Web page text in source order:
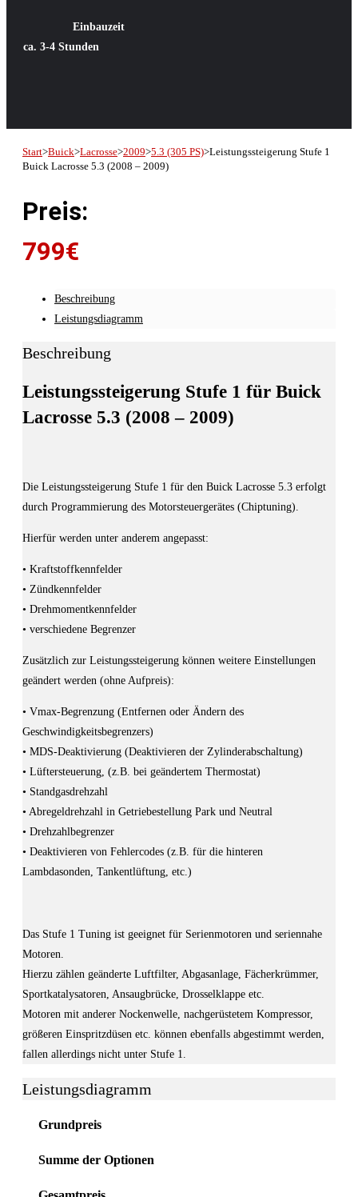
Einbauzeit
ca. 3-4 Stunden
Start>Buick>Lacrosse>2009>5.3 (305 PS)>Leistungssteigerung Stufe 1
Buick Lacrosse 5.3 (2008 – 2009)
Preis:
799€
Beschreibung
Leistungsdiagramm
Beschreibung
Leistungssteigerung Stufe 1 für Buick
Lacrosse 5.3 (2008 – 2009)
Die Leistungssteigerung Stufe 1 für den Buick Lacrosse 5.3 erfolgt
durch Programmierung des Motorsteuergerätes (Chiptuning).
Hierfür werden unter anderem angepasst:
• Kraftstoffkennfelder
• Zündkennfelder
• Drehmomentkennfelder
• verschiedene Begrenzer
Zusätzlich zur Leistungssteigerung können weitere Einstellungen
geändert werden (ohne Aufpreis):
• Vmax-Begrenzung (Entfernen oder Ändern des
Geschwindigkeitsbegrenzers)
• MDS-Deaktivierung (Deaktivieren der Zylinderabschaltung)
• Lüftersteuerung, (z.B. bei geändertem Thermostat)
• Standgasdrehzahl
• Abregeldrehzahl in Getriebestellung Park und Neutral
• Drehzahlbegrenzer
• Deaktivieren von Fehlercodes (z.B. für die hinteren
Lambdasonden, Tankentlüftung, etc.)
Das Stufe 1 Tuning ist geeignet für Serienmotoren und seriennahe
Motoren.
Hierzu zählen geänderte Luftfilter, Abgasanlage, Fächerkrümmer,
Sportkatalysatoren, Ansaugbrücke, Drosselklappe etc.
Motoren mit anderer Nockenwelle, nachgerüstetem Kompressor,
größeren Einspritzdüsen etc. können ebenfalls abgestimmt werden,
fallen allerdings nicht unter Stufe 1.
Leistungsdiagramm
Grundpreis
Summe der Optionen